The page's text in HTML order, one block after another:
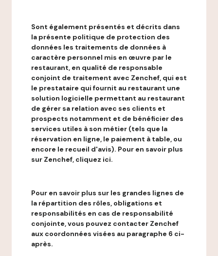
Sont également présentés et décrits dans
la présente politique de protection des
données les traitements de données à
caractère personnel mis en œuvre par le
restaurant, en qualité de responsable
conjoint de traitement avec Zenchef, qui est
le prestataire qui fournit au restaurant une
solution logicielle permettant au restaurant
de gérer sa relation avec ses clients et
prospects notamment et de bénéficier des
services utiles à son métier (tels que la
réservation en ligne, le paiement à table, ou
encore le recueil d'avis). Pour en savoir plus
sur Zenchef, cliquez ici.
Pour en savoir plus sur les grandes lignes de
la répartition des rôles, obligations et
responsabilités en cas de responsabilité
conjointe, vous pouvez contacter Zenchef
aux coordonnées visées au paragraphe 6 ci-
après.